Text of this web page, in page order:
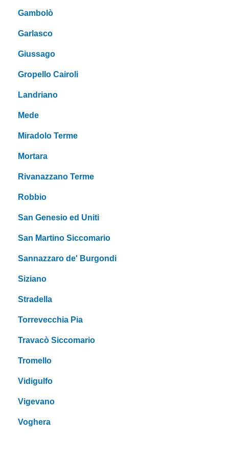
Gambolò
Garlasco
Giussago
Gropello Cairoli
Landriano
Mede
Miradolo Terme
Mortara
Rivanazzano Terme
Robbio
San Genesio ed Uniti
San Martino Siccomario
Sannazzaro de' Burgondi
Siziano
Stradella
Torrevecchia Pia
Travacò Siccomario
Tromello
Vidigulfo
Vigevano
Voghera